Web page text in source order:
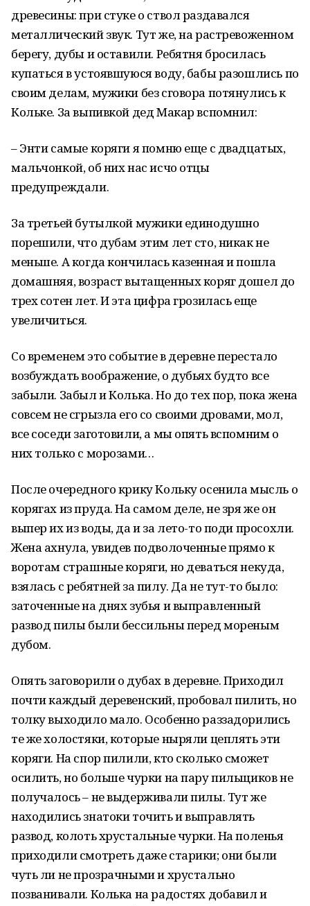
древесины: при стуке о ствол раздавался
металлический звук. Тут же, на растревоженном
берегу, дубы и оставили. Ребятня бросилась
купаться в устоявшуюся воду, бабы разошлись по
своим делам, мужики без сговора потянулись к
Кольке. За выпивкой дед Макар вспомнил:
– Энти самые коряги я помню еще с двадцатых,
мальчонкой, об них нас исчо отцы
предупреждали.
За третьей бутылкой мужики единодушно
порешили, что дубам этим лет сто, никак не
меньше. А когда кончилась казенная и пошла
домашняя, возраст вытащенных коряг дошел до
трех сотен лет. И эта цифра грозилась еще
увеличиться.
Со временем это событие в деревне перестало
возбуждать воображение, о дубьях будто все
забыли. Забыл и Колька. Но до тех пор, пока жена
совсем не сгрызла его со своими дровами, мол,
все соседи заготовили, а мы опять вспомним о
них только с морозами…
После очередного крику Кольку осенила мысль о
корягах из пруда. На самом деле, не зря же он
выпер их из воды, да и за лето-то поди просохли.
Жена ахнула, увидев подволоченные прямо к
воротам страшные коряги, но деваться некуда,
взялась с ребятней за пилу. Да не тут-то было:
заточенные на днях зубья и выправленный
развод пилы были бессильны перед мореным
дубом.
Опять заговорили о дубах в деревне. Приходил
почти каждый деревенский, пробовал пилить, но
толку выходило мало. Особенно раззадорились
те же холостяки, которые ныряли цеплять эти
коряги. На спор пилили, кто сколько сможет
осилить, но больше чурки на пару пильщиков не
получалось – не выдерживали пилы. Тут же
находились знатоки точить и выправлять
развод, колоть хрустальные чурки. На поленья
приходили смотреть даже старики; они были
чуть ли не прозрачными и хрустально
позванивали. Колька на радостях добавил и